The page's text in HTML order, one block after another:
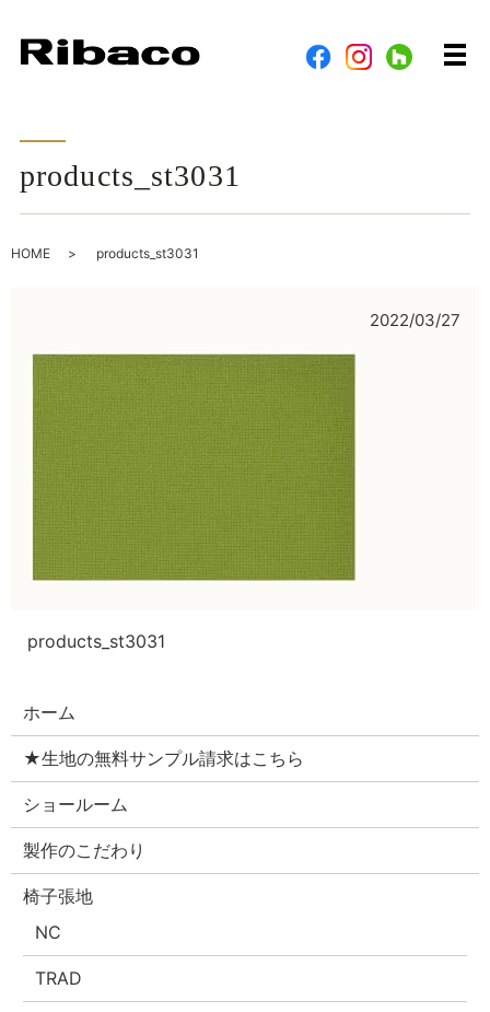
メ
products_st3031
HOME products_st3031
2022/03/27
products_st3031
ホーム
★生地の無料サンプル請求はこちら
ショールーム
製作のこだわり
椅子張地
NC
TRAD